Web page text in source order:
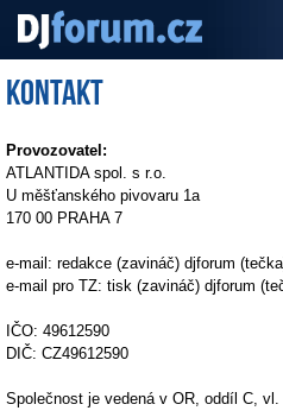
Server o DJ technice a DJingu
Kontakt
Provozovatel:
ATLANTIDA spol. s r.o.
U měšťanského pivovaru 1a
170 00 PRAHA 7
e-mail: redakce (zavináč) djforum
e-mail pro TZ: tisk (zavináč) djforum
IČO: 49612590
DIČ: CZ49612590
Společnost je vedená v OR, oddíl C,